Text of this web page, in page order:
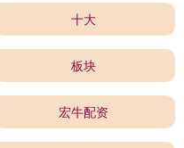
十大
板块
宏牛配资